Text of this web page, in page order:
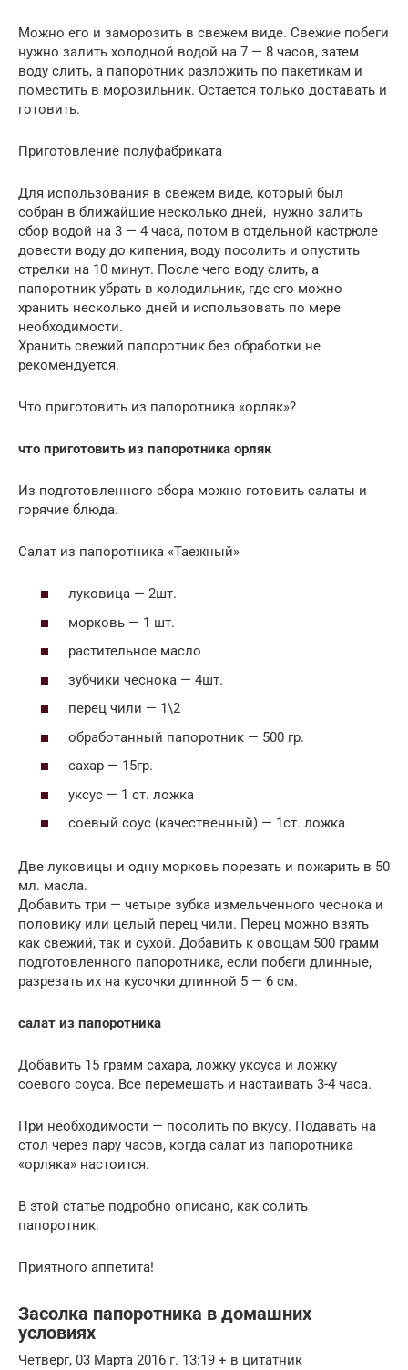
Можно его и заморозить в свежем виде. Свежие побеги
нужно залить холодной водой на 7 — 8 часов, затем
воду слить, а папоротник разложить по пакетикам и
поместить в морозильник. Остается только доставать и
готовить.
Приготовление полуфабриката
Для использования в свежем виде, который был
собран в ближайшие несколько дней, нужно залить
сбор водой на 3 — 4 часа, потом в отдельной кастрюле
довести воду до кипения, воду посолить и опустить
стрелки на 10 минут. После чего воду слить, а
папоротник убрать в холодильник, где его можно
хранить несколько дней и использовать по мере
необходимости.
Хранить свежий папоротник без обработки не
рекомендуется.
Что приготовить из папоротника «орляк»?
что приготовить из папоротника орляк
Из подготовленного сбора можно готовить салаты и
горячие блюда.
Салат из папоротника «Таежный»
луковица — 2шт.
морковь — 1 шт.
растительное масло
зубчики чеснока — 4шт.
перец чили — 1\2
обработанный папоротник — 500 гр.
сахар — 15гр.
уксус — 1 ст. ложка
соевый соус (качественный) — 1ст. ложка
Две луковицы и одну морковь порезать и пожарить в 50
мл. масла.
Добавить три — четыре зубка измельченного чеснока и
половику или целый перец чили. Перец можно взять
как свежий, так и сухой. Добавить к овощам 500 грамм
подготовленного папоротника, если побеги длинные,
разрезать их на кусочки длинной 5 — 6 см.
салат из папоротника
Добавить 15 грамм сахара, ложку уксуса и ложку
соевого соуса. Все перемешать и настаивать 3-4 часа.
При необходимости — посолить по вкусу. Подавать на
стол через пару часов, когда салат из папоротника
«орляка» настоится.
В этой статье подробно описано, как солить
папоротник.
Приятного аппетита!
Засолка папоротника в домашних
условиях
Четверг, 03 Марта 2016 г. 13:19 + в цитатник